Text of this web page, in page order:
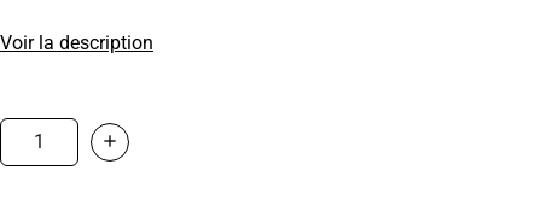
Voir la description